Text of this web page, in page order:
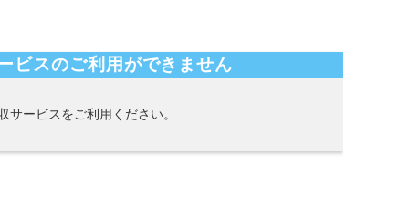
ビスのご利用ができません
ービスをご利用ください。